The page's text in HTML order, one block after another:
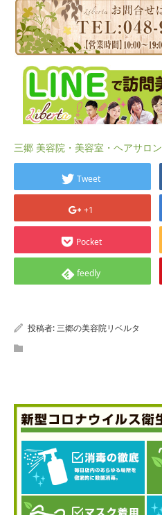
三郷 美容院・美容室・ヘアサロン
Tweet
+1
Pocket
feedly
投稿者:三郷の美容院リベルタ